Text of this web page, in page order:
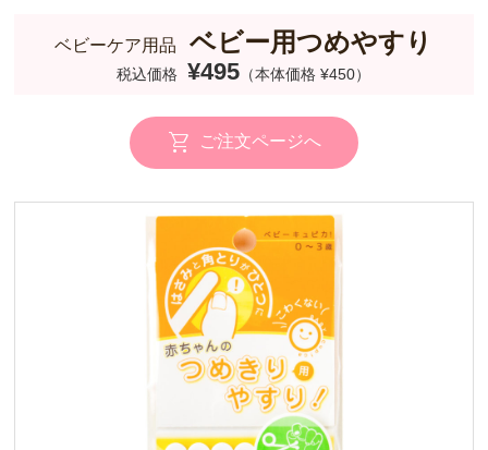
ベビーケア用品 ベビー用つめやすり
税込価格 ¥495 （本体価格 ¥450）
ご注文ページへ